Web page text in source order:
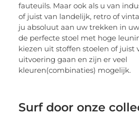
fauteuils. Maar ook als u van
of juist van landelijk, retro of
ju absoluut aan uw trekken in
de perfecte stoel met hoge
kiezen uit stoffen stoelen of juist
uitvoering gaan en zijn er veel
kleuren(combinaties) mogelijk.
Surf door onze